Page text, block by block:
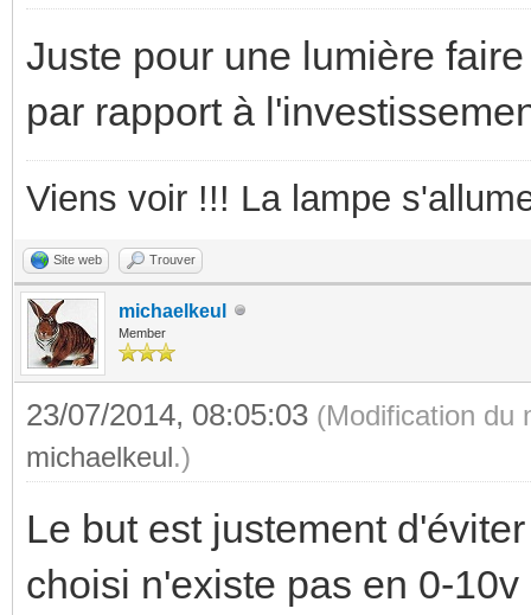
Juste pour une lumière
par rapport à
Viens voir !!! La lampe
Site web Trouver
michaelkeul
Member
23/07/2014, 08:05:03 (Modification du
michaelkeul.)
Le but est justement
choisi n'existe pas en 0-